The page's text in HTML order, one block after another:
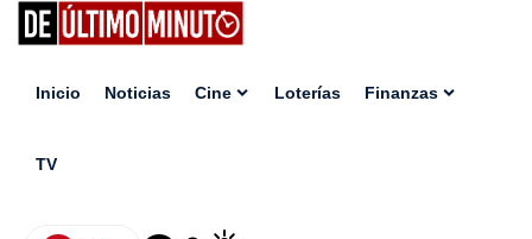
Inicio Noticias Cine Loterías Finanzas
TV